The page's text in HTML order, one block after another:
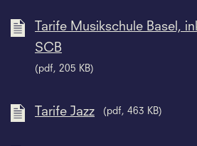
Tarife Musikschule Basel,
SCB
(pdf, 205 KB)
Tarife Jazz (pdf, 463 KB)